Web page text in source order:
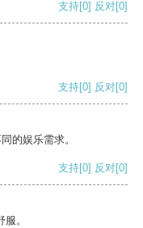
支持[0] 反对[0]
支持[0] 反对[0]
的娱乐需求。
支持[0] 反对[0]
。